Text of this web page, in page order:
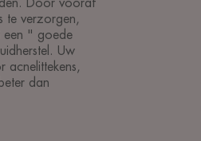
Door vooraf
te verzorgen,
een " goede
Uw
acnelittekens,
dan